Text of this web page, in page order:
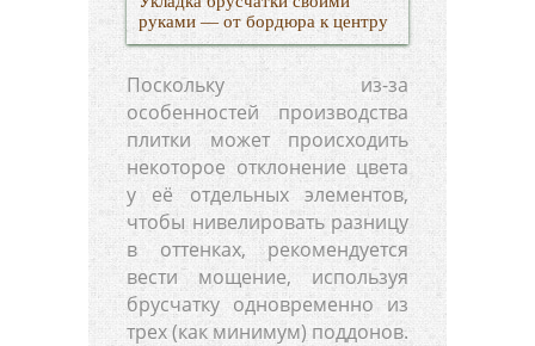
руками — от бордюра к центру
Поскольку из-за
особенностей производства
плитки может происходить
некоторое отклонение цвета
у её отдельных элементов,
чтобы нивелировать разницу
в оттенках, рекомендуется
вести мощение, используя
брусчатку одновременно из
трех (как минимум) поддонов.